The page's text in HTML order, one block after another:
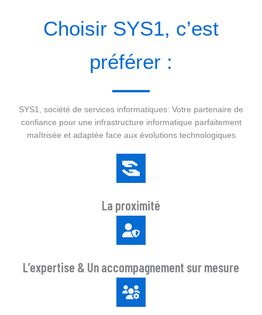
Choisir SYS1, c’est
préférer :
SYS1, société de services informatiques: Votre partenaire de
confiance pour une infrastructure informatique parfaitement
maîtrisée et adaptée face aux évolutions technologiques
La proximité
L’expertise & Un accompagnement sur mesure